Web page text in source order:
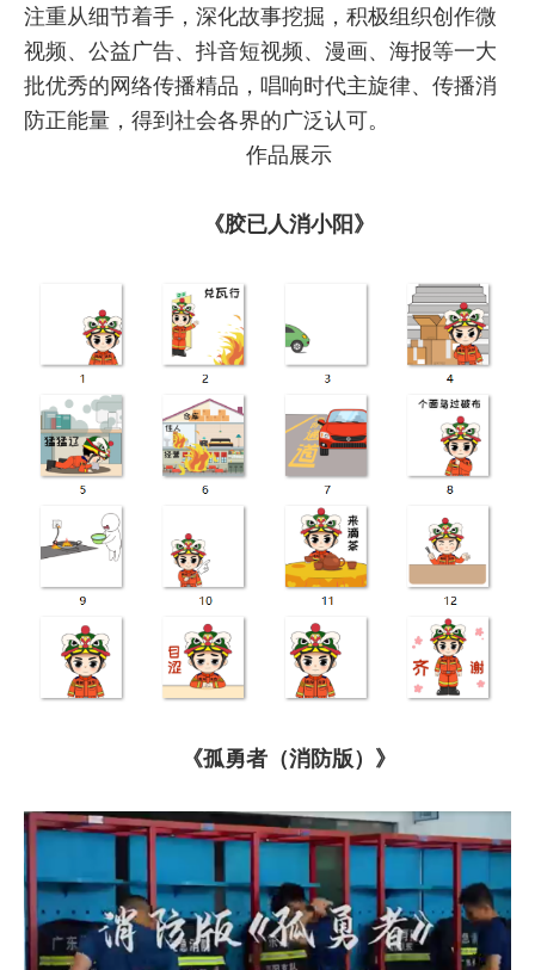
注重从细节着手，深化故事挖掘，积极组织创作微
视频、公益广告、抖音短视频、漫画、海报等一大
批优秀的网络传播精品，唱响时代主旋律、传播消
防正能量，得到社会各界的广泛认可。
作品展示
《胶已人消小阳 》
《孤勇者（消防版） 》